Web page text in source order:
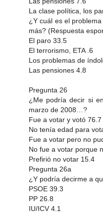
La clase política, los
¿Y cuál es el
más? (Respuesta
El paro 33.5
El terrorismo, ETA .6
Los problemas de
Las pensiones 4.8
Pregunta 26
¿Me podría decir si
marzo de 2008…?
Fue a votar y votó 76.7
No tenía edad para
Fue a votar pero no
No fue a votar porque
Prefirió no votar 15.4
Pregunta 26a
¿Y podría decirme a
PSOE 39.3
PP 26.8
IU/ICV 4.1